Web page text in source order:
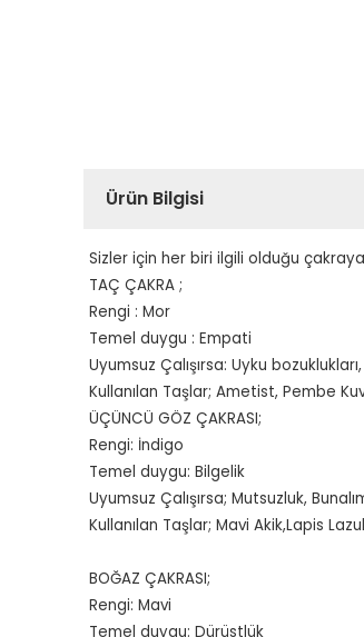
Ürün Bilgisi
Sizler için her biri ilgili olduğu
TAÇ ÇAKRA ;
Rengi : Mor
Temel duygu : Empati
Uyumsuz Çalışırsa: Uyku
Kullanılan Taşlar; Ametist, Pembe
ÜÇÜNCÜ GÖZ ÇAKRASI;
Rengi: İndigo
Temel duygu: Bilgelik
Uyumsuz Çalışırsa; Mutsuzluk,
Kullanılan Taşlar; Mavi Akik,Lapis
BOĞAZ ÇAKRASI;
Rengi: Mavi
Temel duygu: Dürüstlük